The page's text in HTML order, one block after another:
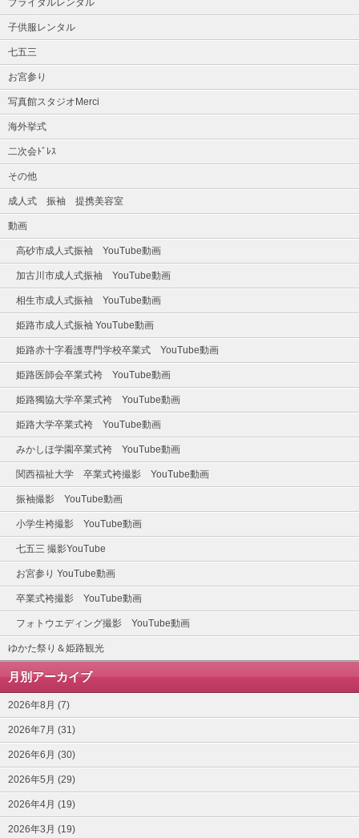
ブライダルレンタル
子供服レンタル
七五三
お宮参り
写真館スタジオMerci
海外挙式
二次会ﾄﾞﾚｽ
その他
成人式 振袖 提携美容室
動画
高砂市成人式振袖 YouTube動画
加古川市成人式振袖 YouTube動画
相生市成人式振袖 YouTube動画
姫路市成人式振袖 YouTube動画
姫路赤十字看護専門学校卒業式 YouTube動画
姫路医師会卒業式袴 YouTube動画
姫路獨協大学卒業式袴 YouTube動画
姫路大学卒業式袴 YouTube動画
みかしほ学園卒業式袴 YouTube動画
関西福祉大学 卒業式袴撮影 YouTube動画
振袖撮影 YouTube動画
小学生袴撮影 YouTube動画
七五三 撮影YouTube
お宮参り YouTube動画
卒業式袴撮影 YouTube動画
フォトウエディング撮影 YouTube動画
ゆかた祭り＆姫路観光
月別アーカイブ
2026年8月 (7)
2026年7月 (31)
2026年6月 (30)
2026年5月 (29)
2026年4月 (19)
2026年3月 (19)